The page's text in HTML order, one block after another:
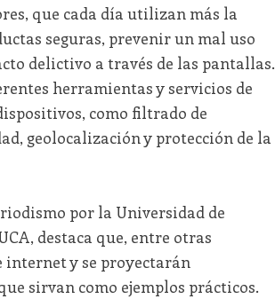
que cada día utilizan más la
seguras, prevenir un mal uso
delictivo a través de las pantallas.
herramientas y servicios de
como filtrado de
geolocalización y protección de la
por la Universidad de
destaca que, entre otras
internet y se proyectarán
sirvan como ejemplos prácticos.